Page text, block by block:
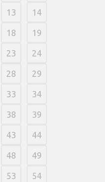
13 14
18 19
23 24
28 29
33 34
38 39
43 44
48 49
53 54